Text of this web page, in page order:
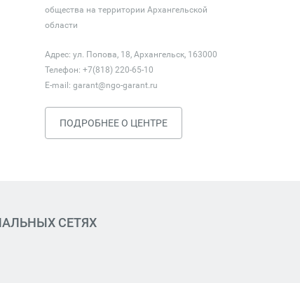
общества на территории Архангельской
области
Адрес: ул. Попова, 18, Архангельск, 163000
Телефон: +7(818) 220-65-10
E-mail: garant@ngo-garant.ru
ПОДРОБНЕЕ О ЦЕНТРЕ
СЕТЯХ